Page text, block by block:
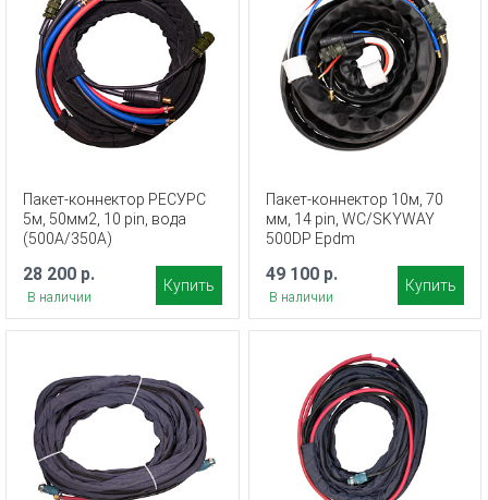
Пакет-коннектор РЕСУРС
5м, 50мм2, 10 pin, вода
(500A/350A)
28 200 р.
В наличии
Купить
Пакет-коннектор 10м, 70
мм, 14 pin, WC/SKYWAY
500DP Epdm
49 100 р.
В наличии
Купить